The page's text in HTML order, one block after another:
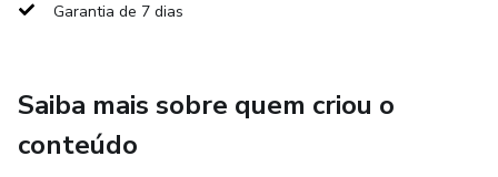
💡 O Que Você Vai Descobrir:
inspiram, usando palavras e estratégias emocionantes que
tornam seus objetivos irresistíveis.
Garantia de 7 dias
Saiba mais sobre quem criou o
conteúdo